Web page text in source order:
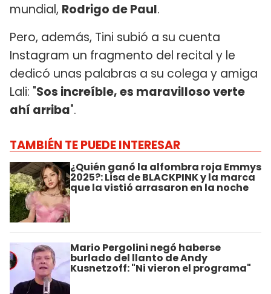
mundial, Rodrigo de Paul.
Pero, además, Tini subió a su cuenta
Instagram un fragmento del recital y le
dedicó unas palabras a su colega y amiga
Lali: "Sos increíble, es maravilloso verte
ahí arriba".
TAMBIÉN TE PUEDE INTERESAR
¿Quién ganó la alfombra roja Emmys
2025?: Lisa de BLACKPINK y la marca
que la vistió arrasaron en la noche
Mario Pergolini negó haberse
burlado del llanto de Andy
Kusnetzoff: "Ni vieron el programa"